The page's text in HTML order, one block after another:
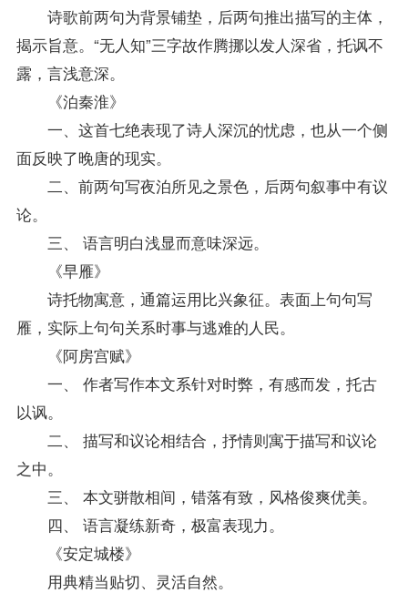
诗歌前两句为背景铺垫，后两句推出描写的主体，
揭示旨意。“无人知”三字故作腾挪以发人深省，托讽不
露，言浅意深。
《泊秦淮》
一、这首七绝表现了诗人深沉的忧虑，也从一个侧
面反映了晚唐的现实。
二、前两句写夜泊所见之景色，后两句叙事中有议
论。
三、 语言明白浅显而意味深远。
《早雁》
诗托物寓意，通篇运用比兴象征。表面上句句写
雁，实际上句句关系时事与逃难的人民。
《阿房宫赋》
一、 作者写作本文系针对时弊，有感而发，托古
以讽。
二、 描写和议论相结合，抒情则寓于描写和议论
之中。
三、 本文骈散相间，错落有致，风格俊爽优美。
四、 语言凝练新奇，极富表现力。
《安定城楼》
用典精当贴切、灵活自然。